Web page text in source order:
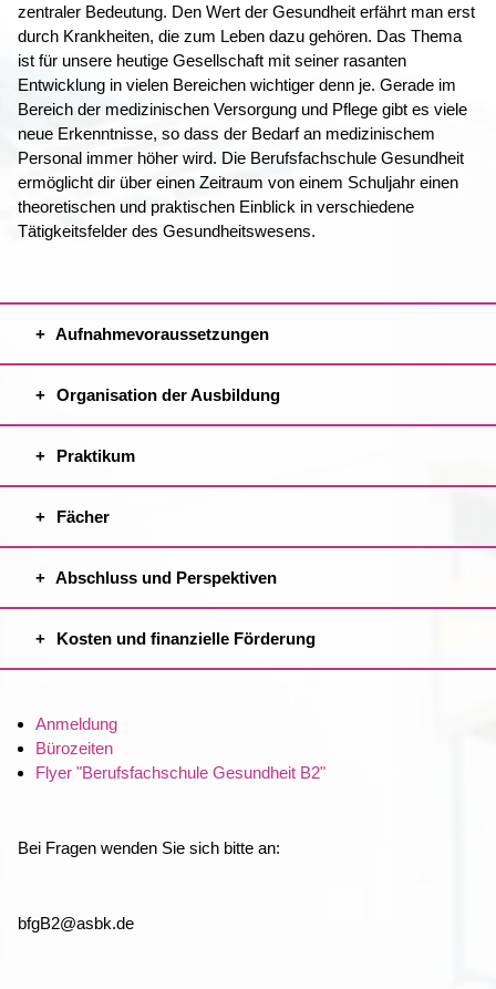
zentraler Bedeutung. Den Wert der Gesundheit erfährt man erst
durch Krankheiten, die zum Leben dazu gehören. Das Thema
ist für unsere heutige Gesellschaft mit seiner rasanten
Entwicklung in vielen Bereichen wichtiger denn je. Gerade im
Bereich der medizinischen Versorgung und Pflege gibt es viele
neue Erkenntnisse, so dass der Bedarf an medizinischem
Personal immer höher wird. Die Berufsfachschule Gesundheit
ermöglicht dir über einen Zeitraum von einem Schuljahr einen
theoretischen und praktischen Einblick in verschiedene
Tätigkeitsfelder des Gesundheitswesens.
Aufnahmevoraussetzungen
Organisation der Ausbildung
Praktikum
Fächer
Abschluss und Perspektiven
Kosten und finanzielle Förderung
Anmeldung
Bürozeiten
Flyer "Berufsfachschule Gesundheit B2"
Bei Fragen wenden Sie sich bitte an:
bfgB2@asbk.de